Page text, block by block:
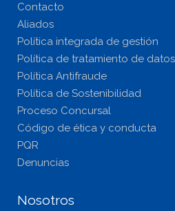
Contacto
Aliados
Política integrada de gestión
Política de tratamiento de
Política Antifraude
Política de Sostenibilidad
Proceso Concursal
Código de ética y conducta
PQR
Denuncias
Nosotros